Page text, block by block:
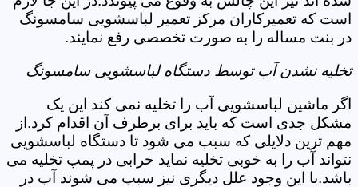
است که تعمیرکاران مرکز تعمیر لباسشویی سامسونگ
در بنت مساله را به صورت تخصصی رفع نمایند.
تخلیه نشدن آب توسط دستگاه لباسشویی سامسونگ
اگر ماشین لباسشویی آب را تخلیه نمی کند این یک
مشکل جدی است که باید برای برطرف آن اقدام کرد.از
مهم ترین دلایلی که سبب می شود تا دستگاه لباسشویی
نتواند آب را به خوبی تخلیه نماید خرابی در پمپ تخلیه می
باشد.با این وجود علل دیگری نیز سبب می شوند آب در